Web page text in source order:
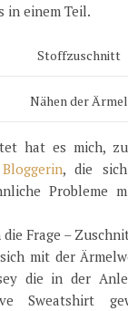
in einem Teil.
Stoffzuschnitt
Nähen der Ärmel
hat es mich,
, die
Probleme
Frage –
mit der
die in der
Sweatshirt